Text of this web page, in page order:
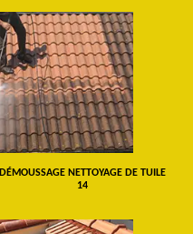
DÉMOUSSAGE NETTOYAGE DE TUILE
14